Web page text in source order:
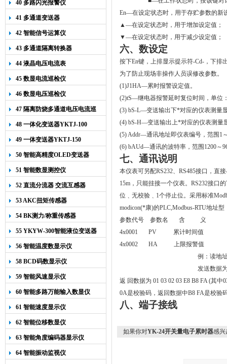
40 多路闪光报警仪
41 多通道变送器
42 智能信号运算仪
43 多通道隔离转换器
44 液晶电压电流表
45 数显电流巡检仪
46 数显电压巡检仪
47 隔离防烧多通道电压电流巡
检仪
48 一体化变送器YKTJ-100
49 一体变送器YKTJ-150
50 智能高精度OLED变送器
YK-218
51 智能数显测控仪
52 直流分流器 交流互感器
53 AKC扭矩传感器
54 BK测力/称重传感器
55 YKYW-300智能液位变送器
56 智能温度数显示仪
58 BCD码数显示仪
59 智能风速显示仪
60 智能多路万能输入数显仪
61 智能速度显示仪
62 智能位移数显仪
63 智能角度编码器显示仪
64 智能振动监视仪
En—在设定状态时，用于存贮参数的新
▲—在设定状态时，用于增加设定值；
▼—在设定状态时，用于减少设定值；
六、 数设定
按下En键，上排显示提示符-Cd- ，下排
为了防止现场非操作人员误修改参数。
(1)J1HA—累时报警设定值。
(2)tS—继电器报警延时复位时间，单位
(3) bS-L—变送输出下*对应的仪表测量
(4) bS-H—变送输出上*对应的仪表测量
(5) Addr—通讯地址即仪表编号，范围 1
(6) bAUd—通讯的波特率，范围 1200～
七、 通讯说明
本仪表可另配RS232、RS485接口，直
15m ，只能挂接一个仪表。 RS232接口
位﹑无校验 ﹑ 1个停止位。采用标准
modicon(*康)的PLC,Modbus-RTU地址
参数代号 参数名 含 义
4x0001 PV 累计时间值
4x0002 HA 上限报警值
例：读地
发送数据
返 回数据为 01 03 02 03 E8 B8 FA (其
0A是校验码，返回数据中B8 FA是校验
八、端子接线
如果你对YK-24开关量电子累时器感兴